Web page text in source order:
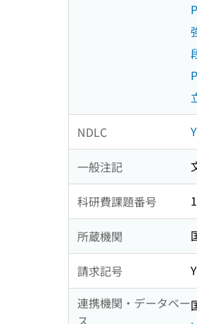
NDLC
一般注記
科研費課題番号
所蔵機関
請求記号
連携機関・データベー
ス